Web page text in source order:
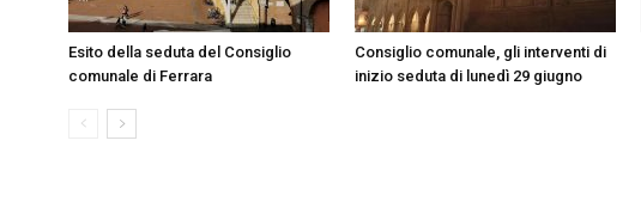
Esito della seduta del Consiglio
comunale di Ferrara
Consiglio comunale, gli interventi di
inizio seduta di lunedì 29 giugno